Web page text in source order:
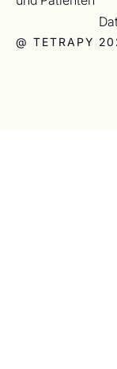
@ TETRAPY